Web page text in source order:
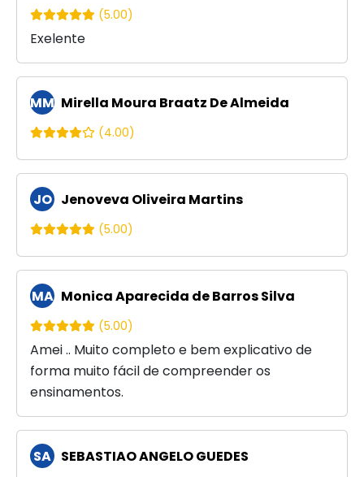
(5.00)
Exelente
MM Mirella Moura Braatz De Almeida
(4.00)
JO Jenoveva Oliveira Martins
(5.00)
MA Monica Aparecida de Barros Silva
(5.00)
Amei .. Muito completo e bem explicativo de
forma muito fácil de compreender os
ensinamentos.
SA SEBASTIAO ANGELO GUEDES